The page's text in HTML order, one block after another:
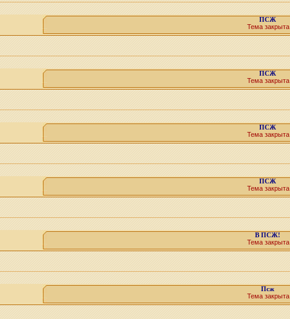
ПСЖ
Тема закрыта
ПСЖ
Тема закрыта
ПСЖ
Тема закрыта
ПСЖ
Тема закрыта
В ПСЖ!
Тема закрыта
Псж
Тема закрыта